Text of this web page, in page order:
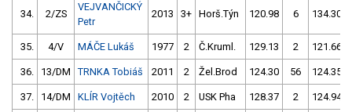
34. 2/ZS
VEJVANČICKÝ
Petr
2013 3+ Horš.Týn 120.98 6 134.30
35. 4/V MÁČE Lukáš 1977 2 Č.Kruml. 129.13 2 121.66
36. 13/DM TRNKA Tobiáš 2011 2 Žel.Brod 124.30 56 124.35
37. 14/DM KLÍR Vojtěch 2010 2 USK Pha 128.37 2 124.94